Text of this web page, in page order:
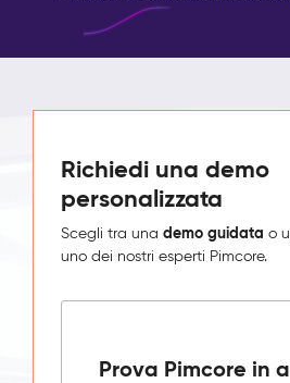
Richiedi una demo
personalizzata
Scegli tra una demo guidata o
uno dei nostri esperti Pimcore.
Prova Pimcore in